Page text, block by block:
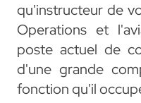
qu'instructeur de
Operations et
poste actuel de
d'une grande
fonction qu'il